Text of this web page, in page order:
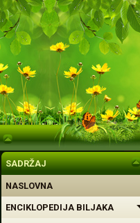
SADRŽAJ
NASLOVNA
ENCIKLOPEDIJA BILJAKA